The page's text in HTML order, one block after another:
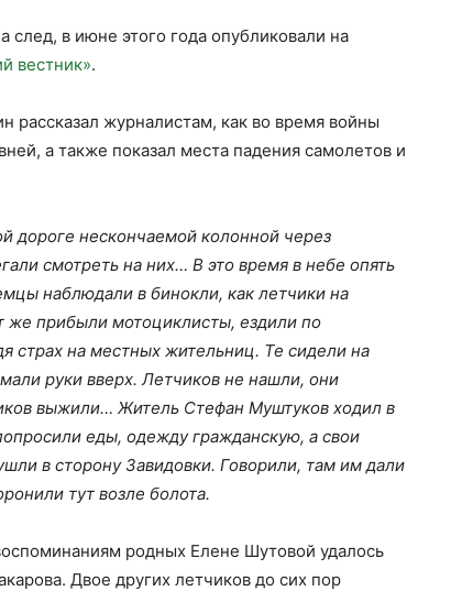
след, в июне этого года опубликовали на
вестник».
журналистам, как во время войны
а также показал места падения самолетов и
дороге нескончаемой колонной через
смотреть на них… В это время в небе опять
наблюдали в бинокли, как летчики на
же прибыли мотоциклисты, ездили по
страх на местных жительниц. Те сидели на
руки вверх. Летчиков не нашли, они
выжили… Житель Стефан Муштуков ходил в
еды, одежду гражданскую, а свои
в сторону Завидовки. Говорили, там им дали
тут возле болота.
родных Елене Шутовой удалось
Двое других летчиков до сих пор